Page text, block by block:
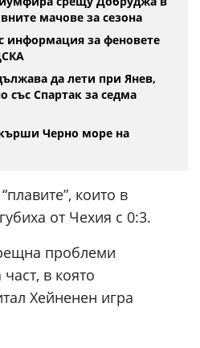
мачове за сезона
информация за феновете
да лети при Янев,
със Спартак за седма
Черно море на
които в
от Чехия с 0:3.
проблеми
в която
Хейненен игра